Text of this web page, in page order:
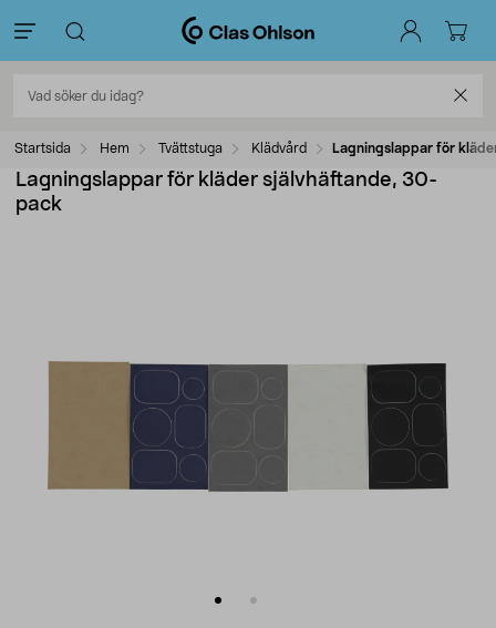
Startsida Hem Tvättstuga Klädvård Lagningslappar för
Lagningslappar för kläder självhäftande, 30-
pack